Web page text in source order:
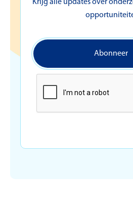
Krijg alle updates over